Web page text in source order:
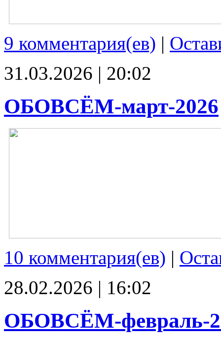
9 комментария(ев) |
31.03.2026 | 20:02
ОБОВСЁМ-март-2026
10 комментария(ев) |
28.02.2026 | 16:02
ОБОВСЁМ-февраль-